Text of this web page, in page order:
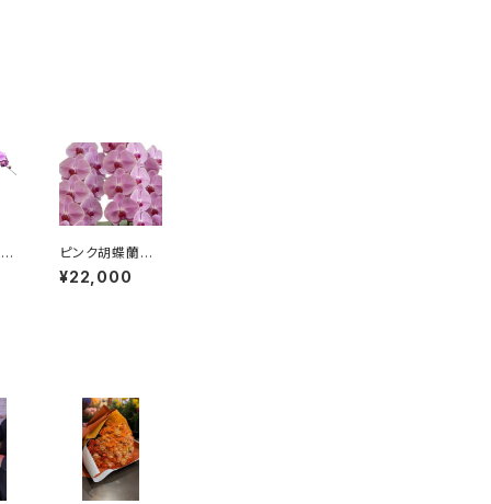
ピンク胡蝶蘭3
本立ち 大輪30
輪 送料別・ラッ
¥22,000